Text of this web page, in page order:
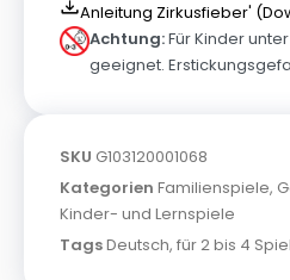
Anleitung Zirkusfieber'
Achtung:Für Kinder
geeignet.
SKU G103120001068
Kategorien Familienspiele,
Kinder- und Lernspiele
TagsDeutsch, für 2 bis 4